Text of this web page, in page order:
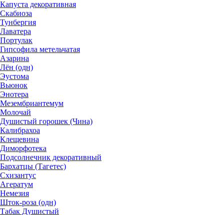
Капуста декоративная
Скабиоза
Тунбергия
Лаватера
Портулак
Гипсофила метельчатая
Азарина
Лён (одн)
Эустома
Вьюнок
Энотера
Мезембриантемум
Молочай
Душистый горошек (Чина)
Калибрахоа
Клещевина
Диморфотека
Подсолнечник декоративный
Бархатцы (Тагетес)
Схизантус
Агератум
Немезия
Шток-роза (одн)
Табак Душистый